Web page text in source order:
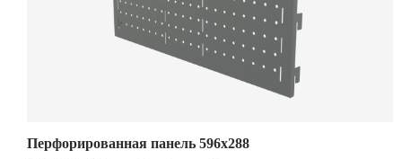
Перфорированная панель 596х288